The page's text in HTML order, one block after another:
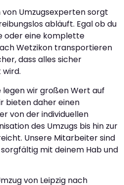
Umzugsexperten sorgt
abläuft. Egal ob du
oder eine komplette
Wetzikon transportieren
dass alles sicher
legen wir großen Wert auf
bieten daher einen
von der individuellen
des Umzugs bis hin zur
Unsere Mitarbeiter sind
mit deinem Hab und
von Leipzig nach